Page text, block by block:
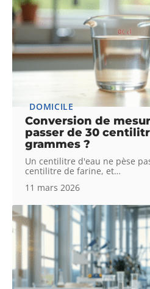
DOMICILE
Conversion de
passer de 30
grammes ?
Un centilitre d'eau ne pèse
centilitre de farine, et…
11 mars 2026